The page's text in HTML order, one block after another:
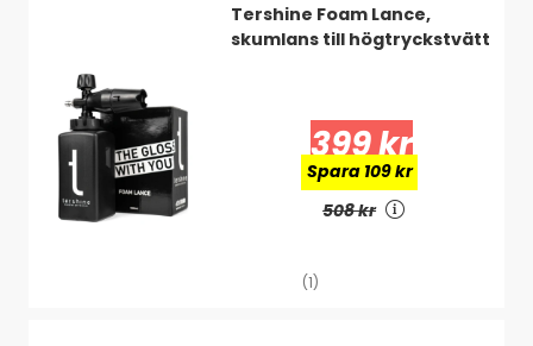
Kort sagt: En smart, mångsidig och oumbärlig borste för dig
i bilen som i soffan hemma!
Tershine Foam Lance,
skumlans till högtryckstvätt
399 kr
Spara 109 kr
508 kr
(1)